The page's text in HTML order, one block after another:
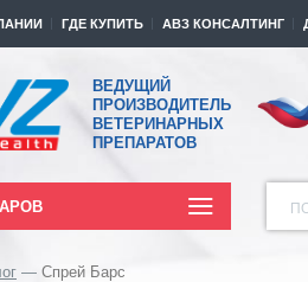
ГДЕ КУПИТЬ АВЗ КОНСАЛТИНГ
ВЕДУЩИЙ
ПРОИЗВОДИТЕЛЬ
ВЕТЕРИНАРНЫХ
ПРЕПАРАТОВ
Спрей Барс